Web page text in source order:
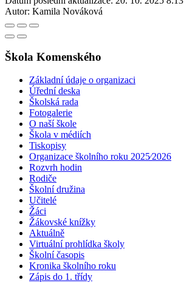
Autor: Kamila Nováková
Škola Komenského
Základní údaje o organizaci
Úřední deska
Školská rada
Fotogalerie
O naší škole
Škola v médiích
Tiskopisy
Organizace školního roku 2025⁄2026
Rozvrh hodin
Rodiče
Školní družina
Učitelé
Žáci
Žákovské knížky
Aktuálně
Virtuální prohlídka školy
Školní časopis
Kronika školního roku
Zápis do 1. třídy